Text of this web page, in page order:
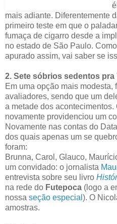
mais adiante. Diferentemente
primeiro teste em que o
fumaça de cigarro desde a
no estado de São Paulo.
apurado assim, vai saber se
2. Sete sóbrios sedentos pra
Em uma opção mais modesta,
avaliadores, sendo que um
a metade dos
novamente providenciou um
Novamente nas contas do
dos quais apenas um se
foram:
Brunna, Carol, Glauco,
um convidado: o jornalista
entrevista sobre seu livro
na rede do Futepoca (logo a
nossa seção especial ). O
amostras.